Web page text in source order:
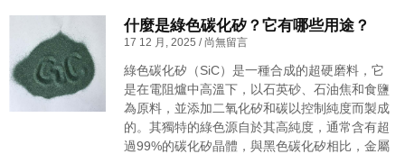
什麼是綠色碳化矽？它有哪些用途？
17 12 月, 2025 尚無留言
綠色碳化矽（SiC）是一種合成的超硬磨料，它
是在電阻爐中高溫下，以石英砂、石油焦和食鹽
為原料，並添加二氧化矽和碳以控制純度而製成
的。其獨特的綠色源自於其高純度，通常含有超
過99%的碳化矽晶體，與黑色碳化矽相比，金屬